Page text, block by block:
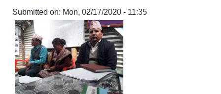
Submitted on: Mon, 02/17/2020 - 11:35